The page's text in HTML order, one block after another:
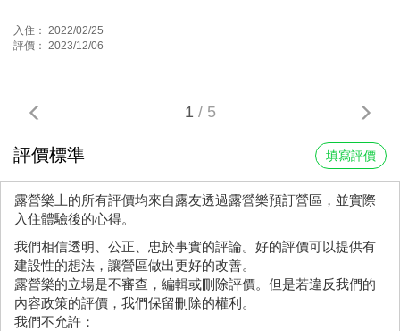
入住： 2022/02/25
評價： 2023/12/06
1 / 5
評價標準 填寫評價
露營樂上的所有評價均來自露友透過露營樂預訂營區，並實際
入住體驗後的心得。
我們相信透明、公正、忠於事實的評論。好的評價可以提供有
建設性的想法，讓營區做出更好的改善。
露營樂的立場是不審查，編輯或刪除評價。但是若違反我們的
內容政策的評價，我們保留刪除的權利。
我們不允許：